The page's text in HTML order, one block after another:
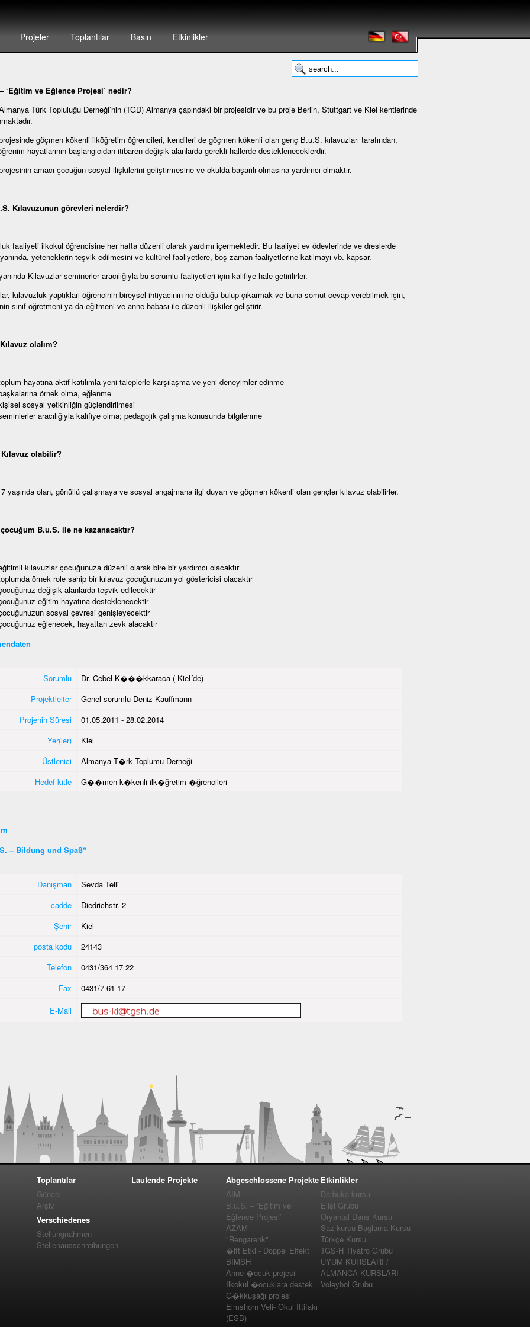
Projeler Toplantılar Basın Etkinlikler
‘Eğitim ve Eğlence Projesi’ nedir?
Türk Topluluğu Derneği’nin (TGD) Almanya çapındaki bir projesidir ve bu proje Berlin, Stuttgart ve Kiel kentlerinde
göçmen kökenli ilköğretim öğrencileri, kendileri de göçmen kökenli olan genç B.u.S. kılavuzları tarafından,
hayatlarının başlangıcıdan itibaren değişik alanlarda gerekli hallerde destekleneceklerdir.
amacı çocuğun sosyal ilişkilerini geliştirmesine ve okulda başarılı olmasına yardımcı olmaktır.
Kılavuzunun görevleri nelerdir?
faaliyeti ilkokul öğrencisine her hafta düzenli olarak yardımı içermektedir. Bu faaliyet ev ödevlerinde ve dreslerde
yeteneklerin teşvik edilmesini ve kültürel faaliyetlere, boş zaman faaliyetlerine katılmayı vb. kapsar.
Kılavuzlar seminerler aracılığıyla bu sorumlu faaliyetleri için kalifiye hale getirilirler.
kılavuzluk yaptıkları öğrencinin bireysel ihtiyacının ne olduğu bulup çıkarmak ve buna somut cevap verebilmek için,
sınıf öğretmeni ya da eğitmeni ve anne-babası ile düzenli ilişkiler geliştirir.
olalım?
hayatına aktif katılımla yeni taleplerle karşılaşma ve yeni deneyimler edinme
örnek olma, eğlenme
sosyal yetkinliğin güçlendirilmesi
aracılığıyla kalifiye olma; pedagojik çalışma konusunda bilgilenme
olabilir?
yaşında olan, gönüllü çalışmaya ve sosyal angajmana ilgi duyan ve göçmen kökenli olan gençler kılavuz olabilirler.
B.u.S. ile ne kazanacaktır?
kılavuzlar çocuğunuza düzenli olarak bire bir yardımcı olacaktır
örnek role sahip bir kılavuz çocuğunuzun yol göstericisi olacaktır
değişik alanlarda teşvik edilecektir
eğitim hayatına desteklenecektir
sosyal çevresi genişleyecektir
eğlenecek, hayattan zevk alacaktır
Sorumlu
Dr. Cebel K���kkaraca ( Kiel´de)
Projektleiter
Genel sorumlu Deniz Kauffmann
Projenin Süresi
01.05.2011 - 28.02.2014
Yer(ler)
Kiel
Üstlenici
Almanya T�rk Toplumu Derneği
Hedef kitle
G��men k�kenli ilk�ğretim �ğrencileri
– Bildung und Spaß“
Danışman
Sevda Telli
cadde
Diedrichstr. 2
Şehir
Kiel
posta kodu
24143
Telefon
0431/364 17 22
Fax
0431/7 61 17
E-Mail
Toplantılar
Güncel
Arşiv
Verschiedenes
Stellungnahmen
Stellenausschreibungen
Laufende Projekte
Abgeschlossene Projekte
AIM
B.u.S. – ‘Eğitim ve
Eğlence Projesi’
AZAM
"Rengarenk"
�ift Etki - Doppel Effekt
BIMSH
Anne �ocuk projesi
Ilkokul �ocuklara destek
G�kkuşağı projesi
Elmshorn Veli- Okul İttifakı
(ESB)
Etkinlikler
Darbuka kursu
Elişi Grubu
Oryantal Dans Kursu
Saz-kursu Baglama Kursu
Türkçe Kursu
TGS-H Tiyatro Grubu
UYUM KURSLARI /
ALMANCA KURSLARI
Voleybol Grubu